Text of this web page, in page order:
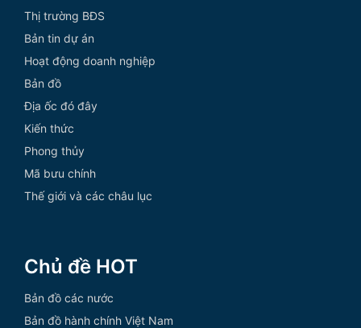
Thị trường BĐS
Bản tin dự án
Hoạt động doanh nghiệp
Bản đồ
Địa ốc đó đây
Kiến thức
Phong thủy
Mã bưu chính
Thế giới và các châu lục
Chủ đề HOT
Bản đồ các nước
Bản đồ hành chính Việt Nam